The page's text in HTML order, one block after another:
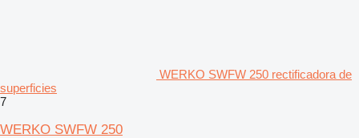
WERKO SWFW 250 rectificadora de
superficies
7
WERKO SWFW 250